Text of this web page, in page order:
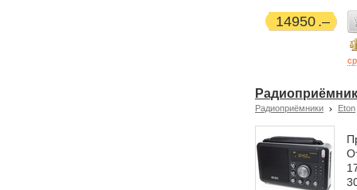
14950
Радиоприёмники Eton